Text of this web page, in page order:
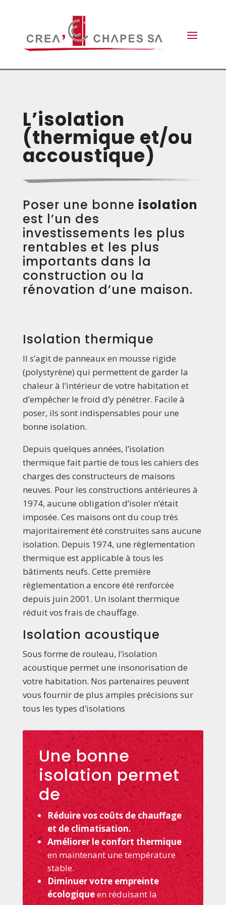
L’isolation
(thermique et/ou
accoustique)
Poser une bonne isolation
est l’un des
investissements les plus
rentables et les plus
importants dans la
construction ou la
rénovation d’une maison.
Isolation thermique
Il s’agit de panneaux en mousse rigide
(polystyrène) qui permettent de garder la
chaleur à l’intérieur de votre habitation et
d’empêcher le froid d’y pénétrer. Facile à
poser, ils sont indispensables pour une
bonne isolation.
Depuis quelques années, l’isolation
thermique fait partie de tous les cahiers des
charges des constructeurs de maisons
neuves. Pour les constructions antérieures à
1974, aucune obligation d’isoler n’était
imposée. Ces maisons ont du coup très
majoritairement été construites sans aucune
isolation. Depuis 1974, une règlementation
thermique est applicable à tous les
bâtiments neufs. Cette première
règlementation a encore été renforcée
depuis juin 2001. Un isolant thermique
réduit vos frais de chauffage.
Isolation acoustique
Sous forme de rouleau, l’isolation
acoustique permet une insonorisation de
votre habitation. Nos partenaires peuvent
vous fournir de plus amples précisions sur
tous les types d’isolations
Une bonne
isolation permet
de
Réduire vos coûts de chauffage
et de climatisation.
Améliorer le confort thermique
en maintenant une température
stable.
Diminuer votre empreinte
écologiqueen réduisant la